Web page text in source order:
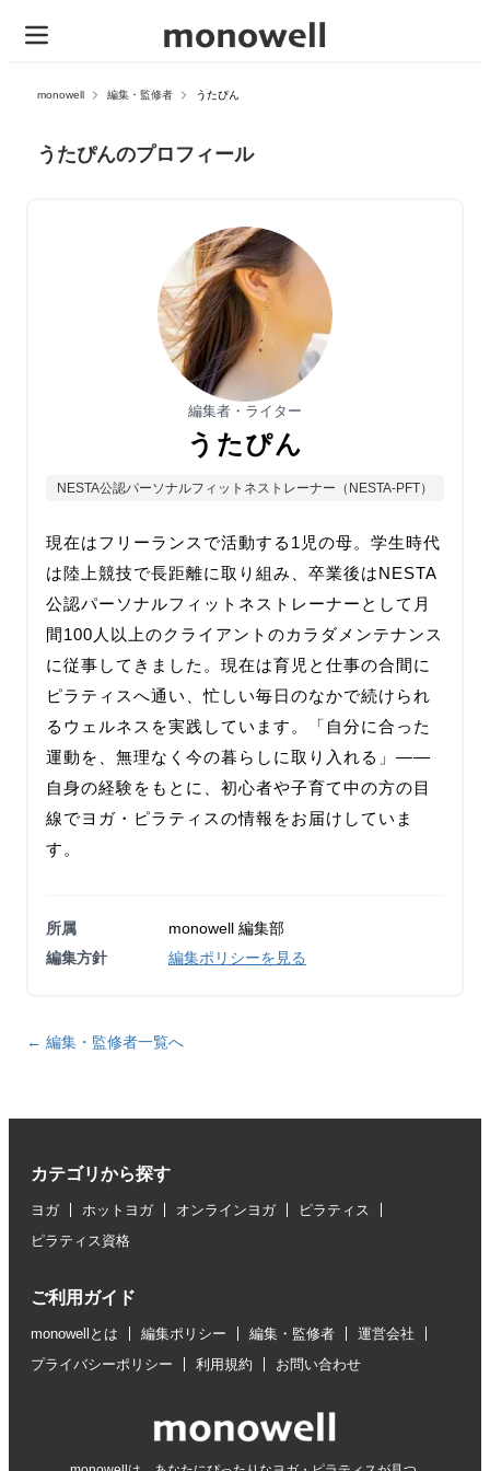
monowell 編集・監修者 うたぴん
うたぴんのプロフィール
編集者・ライター
うたぴん
NESTA公認パーソナルフィットネストレーナー（NESTA-PFT）
現在はフリーランスで活動する1児の母。学生時代
は陸上競技で長距離に取り組み、卒業後はNESTA
公認パーソナルフィットネストレーナーとして月
間100人以上のクライアントのカラダメンテナンス
に従事してきました。現在は育児と仕事の合間に
ピラティスへ通い、忙しい毎日のなかで続けられ
るウェルネスを実践しています。「自分に合った
運動を、無理なく今の暮らしに取り入れる」——
自身の経験をもとに、初心者や子育て中の方の目
線でヨガ・ピラティスの情報をお届けしていま
す。
所属
monowell 編集部
編集方針
編集ポリシーを見る
← 編集・監修者一覧へ
カテゴリから探す
ヨガ ホットヨガ オンラインヨガ
ピラティス
ピラティス資格
ご利用ガイド
monowellとは 編集ポリシー 編集・監修者
運営会社
プライバシーポリシー
利用規約 お問い合わせ